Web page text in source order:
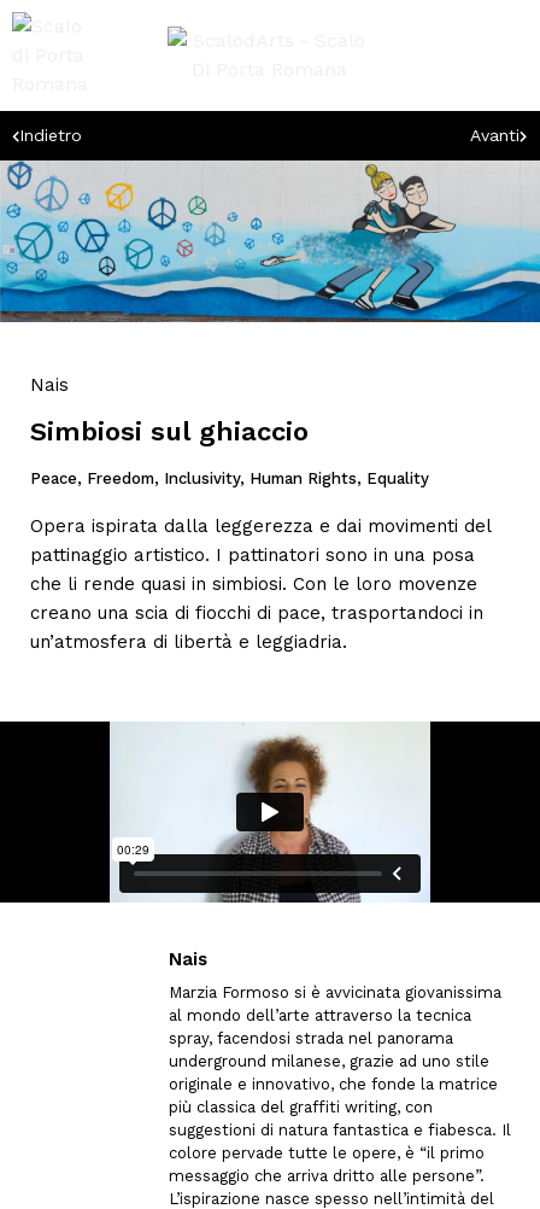
Indietro Avanti
Nais
Simbiosi sul ghiaccio
Peace, Freedom, Inclusivity, Human Rights, Equality
Opera ispirata dalla leggerezza e dai movimenti del
pattinaggio artistico. I pattinatori sono in una posa
che li rende quasi in simbiosi. Con le loro movenze
creano una scia di fiocchi di pace, trasportandoci in
un’atmosfera di libertà e leggiadria.
Nais
Marzia Formoso si è avvicinata giovanissima
al mondo dell’arte attraverso la tecnica
spray, facendosi strada nel panorama
underground milanese, grazie ad uno stile
originale e innovativo, che fonde la matrice
più classica del graffiti writing, con
suggestioni di natura fantastica e fiabesca. Il
colore pervade tutte le opere, è “il primo
messaggio che arriva dritto alle persone”.
L’ispirazione nasce spesso nell’intimità del